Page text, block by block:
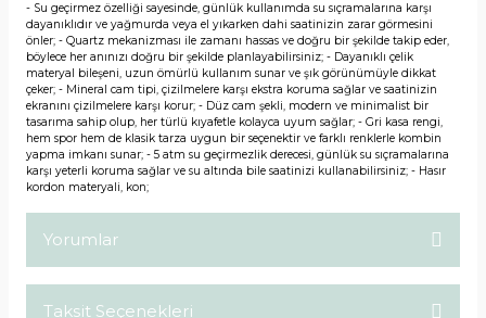
- Su geçirmez özelliği sayesinde, günlük kullanımda su sıçramalarına karşı
dayanıklıdır ve yağmurda veya el yıkarken dahi saatinizin zarar görmesini
önler; - Quartz mekanizması ile zamanı hassas ve doğru bir şekilde takip eder,
böylece her anınızı doğru bir şekilde planlayabilirsiniz; - Dayanıklı çelik
materyal bileşeni, uzun ömürlü kullanım sunar ve şık görünümüyle dikkat
çeker; - Mineral cam tipi, çizilmelere karşı ekstra koruma sağlar ve saatinizin
ekranını çizilmelere karşı korur; - Düz cam şekli, modern ve minimalist bir
tasarıma sahip olup, her türlü kıyafetle kolayca uyum sağlar; - Gri kasa rengi,
hem spor hem de klasik tarza uygun bir seçenektir ve farklı renklerle kombin
yapma imkanı sunar; - 5 atm su geçirmezlik derecesi, günlük su sıçramalarına
karşı yeterli koruma sağlar ve su altında bile saatinizi kullanabilirsiniz; - Hasır
kordon materyali, kon;
Yorumlar
Taksit Seçenekleri